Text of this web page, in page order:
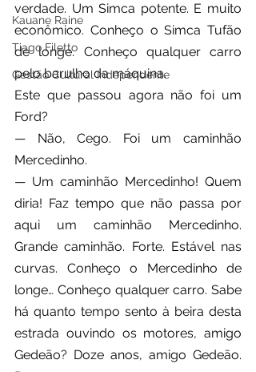
Kauane Raine
Tiago Filetto
Gestão Cultural Independente
verdade. Um Simca potente. E muito
econômico. Conheço o Simca Tufão
de longe. Conheço qualquer carro
pelo barulho da máquina.
Este que passou agora não foi um
Ford?
— Não, Cego. Foi um caminhão
Mercedinho.
— Um caminhão Mercedinho! Quem
diria! Faz tempo que não passa por
aqui um caminhão Mercedinho.
Grande caminhão. Forte. Estável nas
curvas. Conheço o Mercedinho de
longe… Conheço qualquer carro. Sabe
há quanto tempo sento à beira desta
estrada ouvindo os motores, amigo
Gedeão? Doze anos, amigo Gedeão.